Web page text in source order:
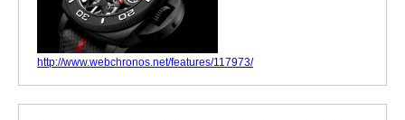
http://www.webchronos.net/features/117973/